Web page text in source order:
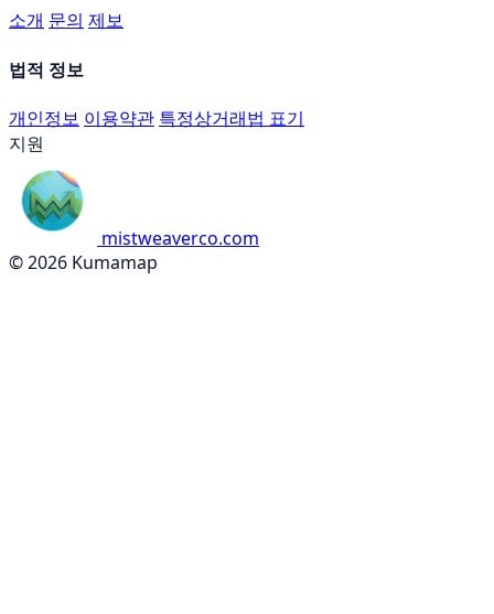
소개 문의 제보
법적 정보
개인정보 이용약관 특정상거래법 표기
지원
mistweaverco.com
© 2026 Kumamap